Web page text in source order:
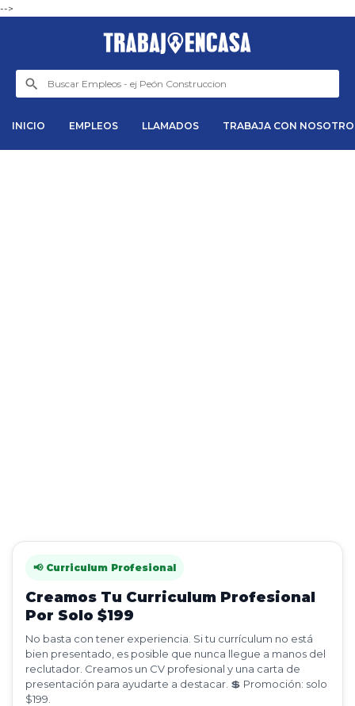
-->
INICIO EMPLEOS LLAMADOS TRABAJA CON
📢 Curriculum Profesional
Creamos Tu Curriculum Profesional
Por Solo $199
No basta con tener experiencia. Si tu currículum no está
bien presentado, es posible que nunca llegue a manos del
reclutador. Creamos un CV profesional y una carta de
presentación para ayudarte a destacar. 💲 Promoción: solo
$199.